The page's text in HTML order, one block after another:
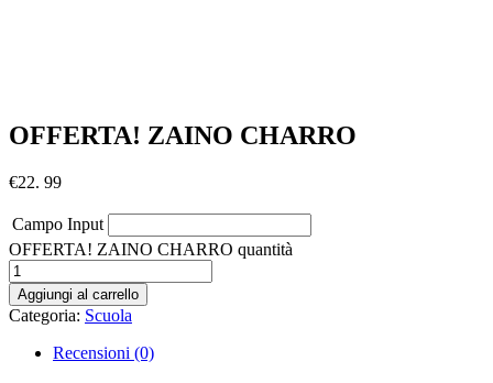
OFFERTA! ZAINO CHARRO
€22. 99
Campo Input
OFFERTA! ZAINO CHARRO quantità
Aggiungi al carrello
Categoria: Scuola
Recensioni (0)